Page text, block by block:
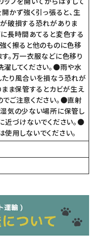
開かず強く引っ張ると、生
破損する恐れがありま
長時間あてると変色する
く擦ると他のものに色移
。万一衣服などに色移り
してください。●雨や水
たり風合いを損なう恐れが
まま保管するとカビが生え
ご注意ください。●直射
気の少ない場所に保管し
近づけないでください。●
用しないでください。